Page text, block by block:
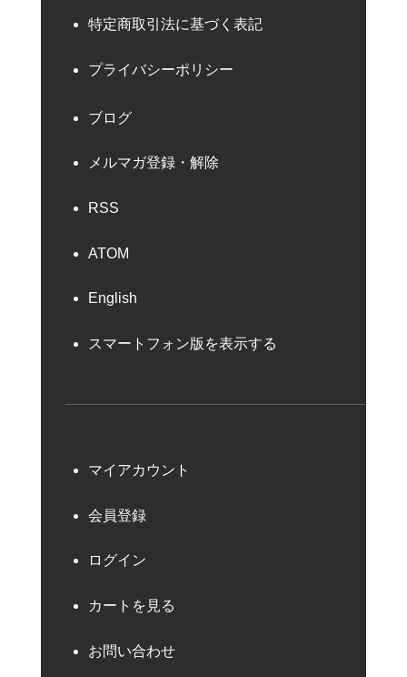
特定商取引法に基づく表記
プライバシーポリシー
ブログ
メルマガ登録・解除
RSS
ATOM
English
スマートフォン版を表示する
マイアカウント
会員登録
ログイン
カートを見る
お問い合わせ